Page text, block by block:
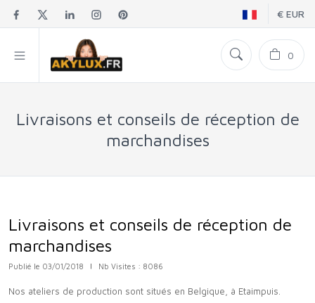
€ EUR
0
Livraisons et conseils de réception de
marchandises
Livraisons et conseils de réception de
marchandises
Publié le 03/01/2018 | Nb Visites : 8086
Nos ateliers de production sont situés en Belgique, à Etaimpuis.